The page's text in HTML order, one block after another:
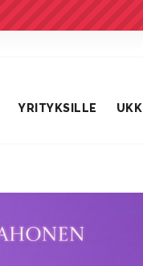
UKK
YRITYKSILLE